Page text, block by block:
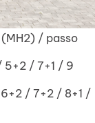
/ passo
5+2 / 7+1 / 9
/ 7+2 / 8+1 /